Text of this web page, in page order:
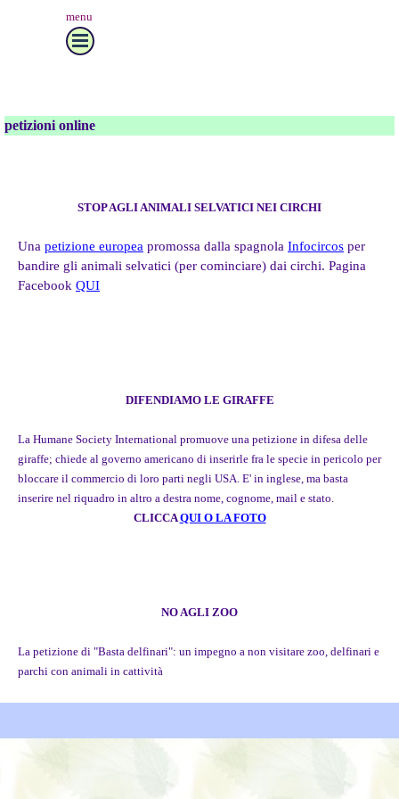
menu
petizioni online
STOP AGLI ANIMALI SELVATICI NEI CIRCHI
Una petizione europea promossa dalla spagnola Infocircos per
bandire gli animali selvatici (per cominciare) dai circhi. Pagina
Facebook QUI
DIFENDIAMO LE GIRAFFE
La Humane Society International promuove una petizione in difesa delle
giraffe; chiede al governo americano di inserirle fra le specie in pericolo per
bloccare il commercio di loro parti negli USA. E' in inglese, ma basta
inserire nel riquadro in altro a destra nome, cognome, mail e stato.
CLICCAQUI O LA FOTO
NO AGLI ZOO
La petizione di "Basta delfinari": un impegno a non visitare zoo, delfinari e
parchi con animali in cattività